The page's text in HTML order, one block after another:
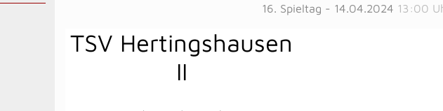
16. Spieltag - 14.04.2024 13:00
TSV Hertingshausen
II